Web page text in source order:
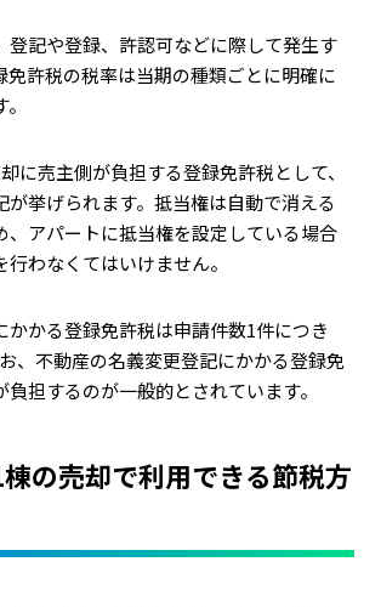
登記や登録、許認可などに際して発生す
免許税の税率は当期の種類ごとに明確に
に売主側が負担する登録免許税として、
が挙げられます。抵当権は自動で消える
、アパートに抵当権を設定している場合
わなくてはいけません。
かかる登録免許税は申請件数1件につき
、不動産の名義変更登記にかかる登録免
担するのが一般的とされています。
の売却で利用できる節税方